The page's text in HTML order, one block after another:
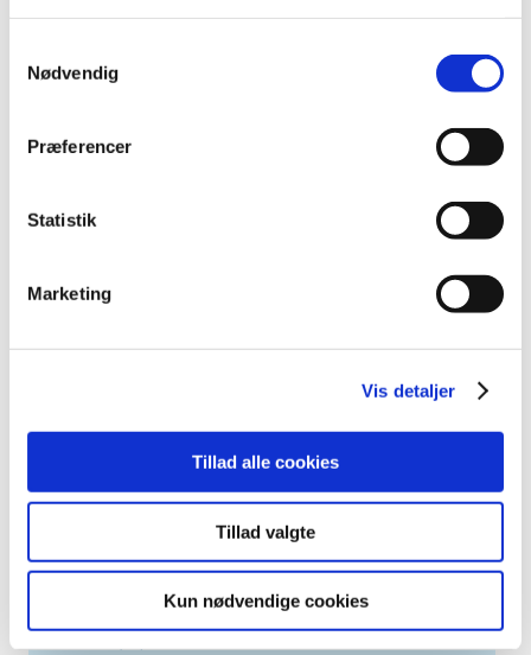
Nødvendig
Præferencer
Statistik
Marketing
Vis detaljer
Tillad alle cookies
Tillad valgte
Kun nødvendige cookies
2025 (158)
2023 (195)
2018 (150)
juli (8)
april (10)